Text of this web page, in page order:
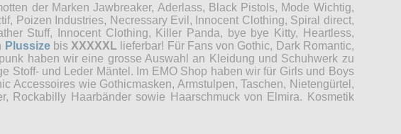
der Marken Jawbreaker, Aderlass, Black Pistols, Mode Wichtig,
Poizen Industries, Necressary Evil, Innocent Clothing, Spiral direct,
Stuff, Innocent Clothing, Killer Panda, bye bye Kitty, Heartless,
Plussizebis XXXXXL lieferbar! Für Fans von Gothic, Dark Romantic,
haben wir eine grosse Auswahl an Kleidung und Schuhwerk zu
Stoff- und Leder Mäntel. Im EMO Shop haben wir für Girls und Boys
Accessoires wie Gothicmasken, Armstulpen, Taschen, Nietengürtel,
Rockabilly Haarbänder sowie Haarschmuck von Elmira. Kosmetik